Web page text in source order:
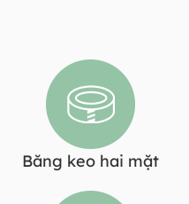
Băng keo hai mặt